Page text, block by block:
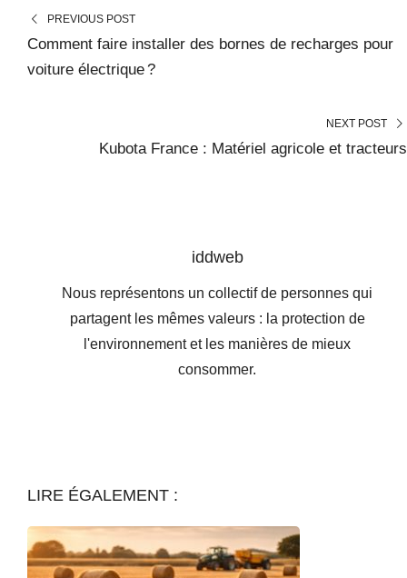
PREVIOUS POST
Comment faire installer des bornes de recharges pour
voiture électrique ?
NEXT POST
Kubota France : Matériel agricole et tracteurs
iddweb
Nous représentons un collectif de personnes qui
partagent les mêmes valeurs : la protection de
l'environnement et les manières de mieux
consommer.
LIRE ÉGALEMENT :